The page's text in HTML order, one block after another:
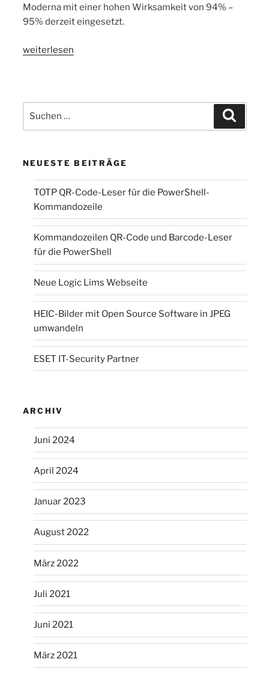
Moderna mit einer hohen Wirksamkeit von 94% –
95% derzeit eingesetzt.
„Neue
Corona
SEIR
weiterlesen
nach:
NEUESTE BEITRÄGE
TOTP QR-Code-Leser für die PowerShell-
Kommandozeile
Kommandozeilen QR-Code und Barcode-Leser
für die PowerShell
Neue Logic Lims Webseite
HEIC-Bilder mit Open Source Software in JPEG
umwandeln
ESET IT-Security Partner
ARCHIV
Juni 2024
April 2024
Januar 2023
August 2022
März 2022
Juli 2021
Juni 2021
März 2021